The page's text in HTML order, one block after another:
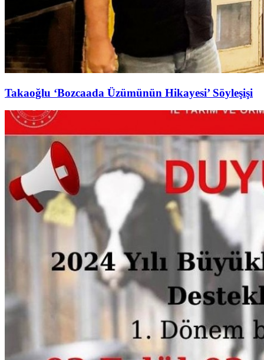
Takaoğlu ‘Bozcaada Üzümünün Hikayesi’ Söyleşişi